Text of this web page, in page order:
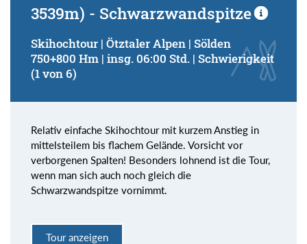
3539m) - Schwarzwandspitze
Skihochtour | Ötztaler Alpen | Sölden
750+800 Hm | insg. 06:00 Std. | Schwierigkeit
(1 von 6)
Relativ einfache Skihochtour mit kurzem Anstieg in
mittelsteilem bis flachem Gelände. Vorsicht vor
verborgenen Spalten! Besonders lohnend ist die Tour,
wenn man sich auch noch gleich die
Schwarzwandspitze vornimmt.
Tour anzeigen